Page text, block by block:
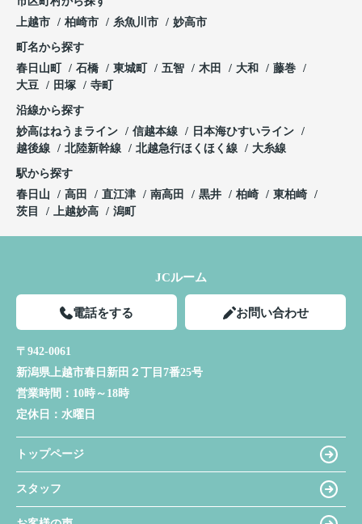
上越市
柏崎市 糸魚川市 妙高市
町名から探す
春日山町
石橋 東城町 五智 木田 大和
藤巻
大豆
田塚 寺町
沿線から探す
妙高はねうまライン
信越本線
日本海ひすいライン
越後線
北陸新幹線 北越急行ほくほく線 大糸線
駅から探す
春日山
高田 直江津 南高田 黒井 柏崎
東柏崎
茨目
上越妙高 潟町
JCルーム
電話をする お問い合わせ
〒942-0061
新潟県上越市春日新田２丁目7番25号
営業時間： 10時～18時
定休日： 水曜日
トップページ
スタッフ